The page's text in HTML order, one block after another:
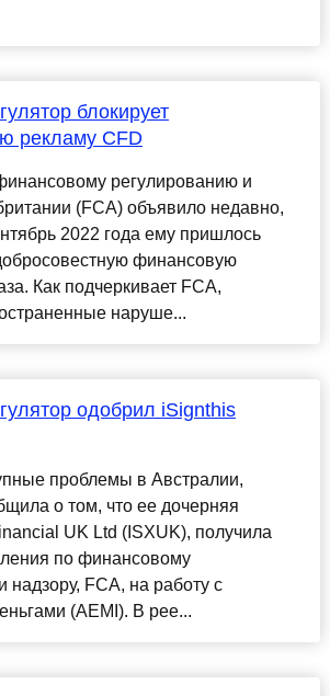
блокирует
рекламу CFD
регулированию и
(FCA) объявило недавно,
2022 года ему пришлось
финансовую
Как подчеркивает FCA,
наруше...
одобрил iSignthis
проблемы в Австралии,
о том, что ее дочерняя
UK Ltd (ISXUK), получила
по финансовому
надзору, FCA, на работу с
(AEMI). В рее...